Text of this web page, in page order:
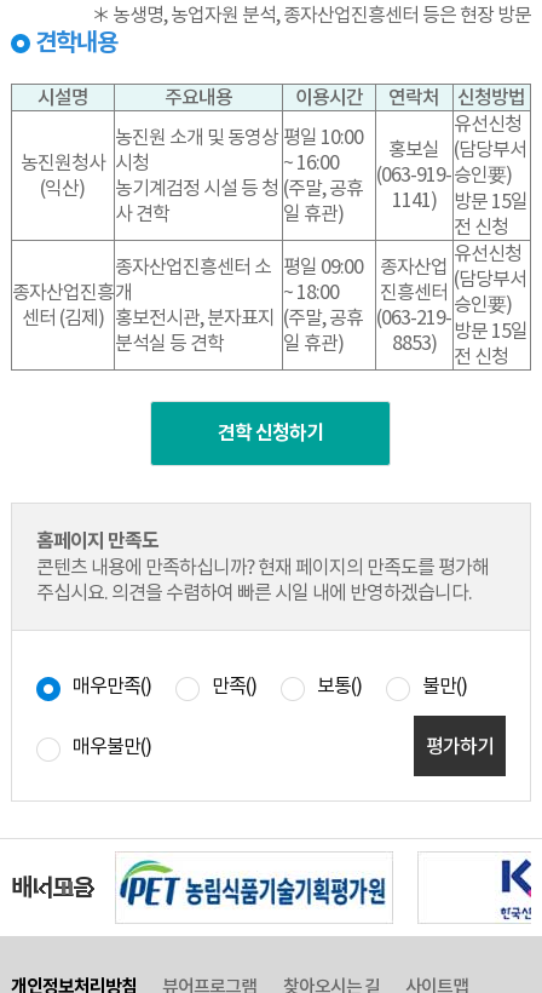
＊ 농생명, 농업자원 분석, 종자산업진흥센터 등은 현장 방문
견학내용
시설명 주요내용 이용시간 연락처 신청방법
농진원청사
(익산)
농진원 소개 및 동영상
시청
농기계검정 시설 등 청
사 견학
평일 10:00
~ 16:00
(주말, 공휴
일 휴관)
홍보실
(063-919-
1141)
유선신청
(담당부서
승인要)
방문 15일
전 신청
종자산업진흥
센터 (김제)
종자산업진흥센터 소
개
홍보전시관, 분자표지
분석실 등 견학
평일 09:00
~ 18:00
(주말, 공휴
일 휴관)
종자산업
진흥센터
(063-219-
8853)
유선신청
(담당부서
승인要)
방문 15일
전 신청
견학 신청하기
홈페이지 만족도
콘텐츠 내용에 만족하십니까? 현재 페이지의 만족도를 평가해
주십시요. 의견을 수렴하여 빠른 시일 내에 반영하겠습니다.
매우만족() 만족() 보통() 불만()
매우불만() 평가하기
배너모음
개인정보처리방침 뷰어프로그램 찾아오시는 길 사이트맵